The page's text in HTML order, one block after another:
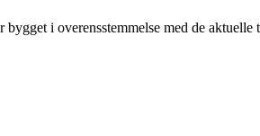
i overensstemmelse med de aktuelle